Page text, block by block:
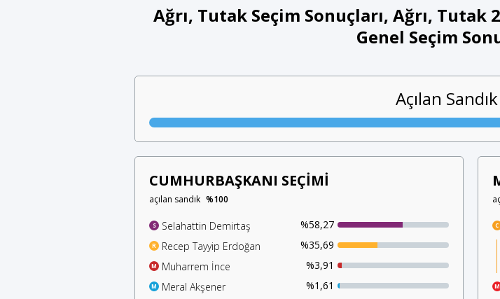
Ağrı, Tutak Seçim Sonuçları, Ağrı, Tutak
Genel Seçim
Açılan
CUMHURBAŞKANI SEÇİMİ
açılan sandık %100
S Selahattin Demirtaş %58,27
R Recep Tayyip Erdoğan %35,69
M Muharrem İnce %3,91
M Meral Akşener %1,61
C
M